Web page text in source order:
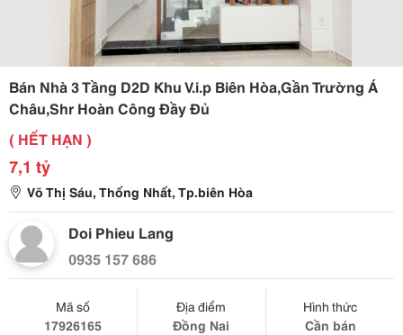
Bán Nhà 3 Tầng D2D Khu V.i.p Biên Hòa,Gần Trường Á
Châu,Shr Hoàn Công Đầy Đủ
( HẾT HẠN )
7,1 tỷ
Võ Thị Sáu, Thống Nhất, Tp.biên Hòa
Doi Phieu Lang
0935 157 686
Mã số
17926165
Địa điểm
Đồng Nai
Hình thức
Cần bán